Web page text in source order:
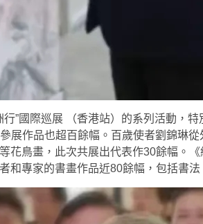
行”國際巡展 （香港站）的系列活動，
展作品也超百餘幅。百歲使者劉錦琳
花鳥畫，此次共展出代表作30餘幅。
和專家的書畫作品近80餘幅，包括書